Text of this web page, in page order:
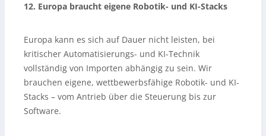
12. Europa braucht eigene Robotik- und KI-Stacks
Europa kann es sich auf Dauer nicht leisten, bei
kritischer Automatisierungs- und KI-Technik
vollständig von Importen abhängig zu sein. Wir
brauchen eigene, wettbewerbsfähige Robotik- und KI-
Stacks – vom Antrieb über die Steuerung bis zur
Software.